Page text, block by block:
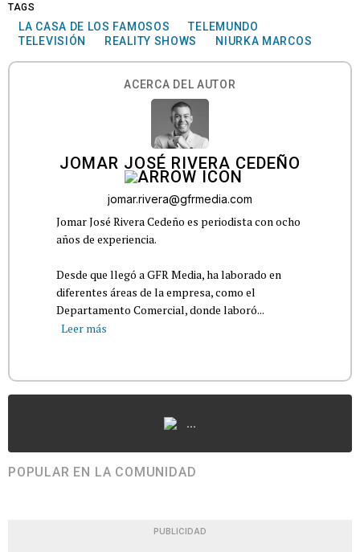
TAGS
LA CASA DE LOS FAMOSOS
TELEMUNDO
TELEVISIÓN
REALITY SHOWS NIURKA MARCOS
ACERCA DEL AUTOR
JOMAR JOSÉ RIVERA CEDEÑO
jomar.rivera@gfrmedia.com
Jomar José Rivera Cedeño es periodista con ocho
años de experiencia.
Desde que llegó a GFR Media, ha laborado en
diferentes áreas de la empresa, como el
Departamento Comercial, donde laboró...
Leer más
...
POPULAR EN LA COMUNIDAD
PUBLICIDAD